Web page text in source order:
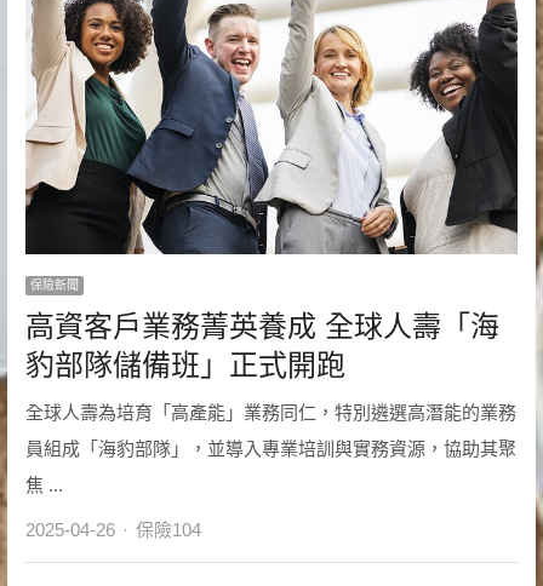
保險新聞
高資客戶業務菁英養成 全球人壽「海
豹部隊儲備班」正式開跑
全球人壽為培育「高產能」業務同仁，特別遴選高潛能的業務
員組成「海豹部隊」，並導入專業培訓與實務資源，協助其聚
焦 ...
2025-04-26 Author
保險104